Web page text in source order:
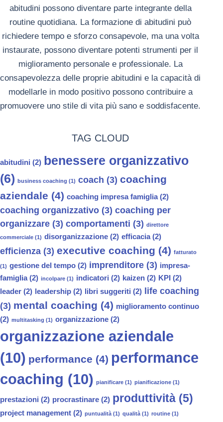
abitudini possono diventare parte integrante della
routine quotidiana. La formazione di abitudini può
richiedere tempo e sforzo consapevole, ma una volta
instaurate, possono diventare potenti strumenti per il
miglioramento personale e professionale. La
consapevolezza delle proprie abitudini e la capacità di
modellarle in modo positivo possono contribuire a
promuovere uno stile di vita più sano e soddisfacente.
TAG CLOUD
abitudini (2) benessere organizzativo
(6)
business coaching (1) coach (3) coaching
aziendale (4) coaching impresa famiglia(2)
coaching organizzativo (3) coaching per
organizzare (3) comportamenti (3) direttore
commerciale (1) disorganizzazione (2) efficacia(2)
efficienza (3) executive coaching (4) fatturato
(1) gestione del tempo (2) imprenditore (3) impresa-
famiglia(2) incolpare (1) indicatori (2) kaizen (2) KPI (2)
leader (2) leadership (2) libri suggeriti (2) life coaching
(3) mental coaching (4) miglioramento continuo
(2) multitasking (1) organizzazione (2)
organizzazione aziendale
(10) performance (4) performance
coaching (10) pianificare (1) pianificazione (1)
prestazioni (2) procrastinare (2) produttività (5)
project management (2) puntualità (1) qualità (1) routine (1)